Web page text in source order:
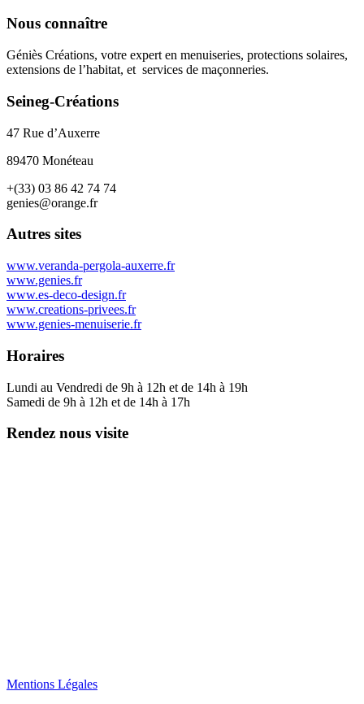
Nous connaître
Géniès Créations, votre expert en menuiseries, protections solaires,
extensions de l’habitat, et services de maçonneries.
Seineg-Créations
47 Rue d’Auxerre
89470 Monéteau
+(33) 03 86 42 74 74
genies@orange.fr
Autres sites
www.veranda-pergola-auxerre.fr
www.genies.fr
www.es-deco-design.fr
www.creations-privees.fr
www.genies-menuiserie.fr
Horaires
Lundi au Vendredi de 9h à 12h et de 14h à 19h
Samedi de 9h à 12h et de 14h à 17h
Rendez nous visite
Mentions Légales